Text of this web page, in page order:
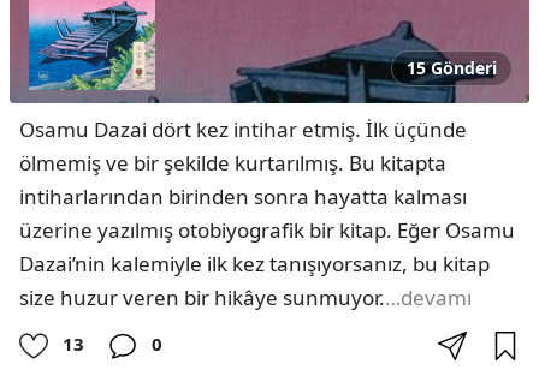
15 Gönderi
Osamu Dazai dört kez intihar etmiş. İlk üçünde
ölmemiş ve bir şekilde kurtarılmış. Bu kitapta
intiharlarından birinden sonra hayatta kalması
üzerine yazılmış otobiyografik bir kitap. Eğer Osamu
Dazai’nin kalemiyle ilk kez tanışıyorsanız, bu kitap
size huzur veren bir hikâye sunmuyor.…devamı
13 0